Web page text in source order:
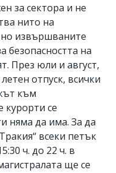
за сектора и не
нито на
но извършваните
безопасността на
През юли и август,
отпуск, всички
към
курорти се
няма да има. За да
всеки петък
ч. до 22 ч. в
ще се